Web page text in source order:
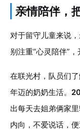
亲情陪伴，
对于留守儿童来说
别注重“心灵陪伴”，
在联光村，队员们
年迈的奶奶生活。
出每天去姐弟俩家
内向，不爱说话，